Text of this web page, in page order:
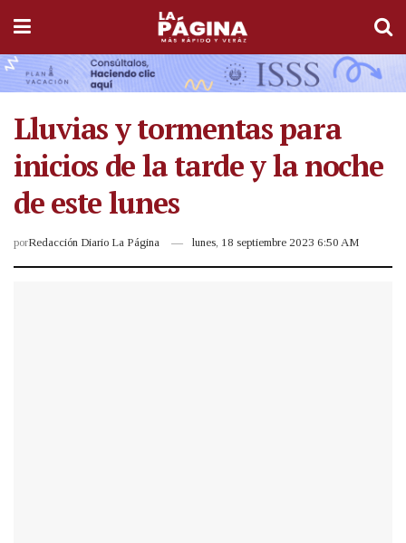
Lluvias y tormentas para
inicios de la tarde y la noche
de este lunes
porRedacción Diario La Página lunes, 18 septiembre 2023 6:50 AM